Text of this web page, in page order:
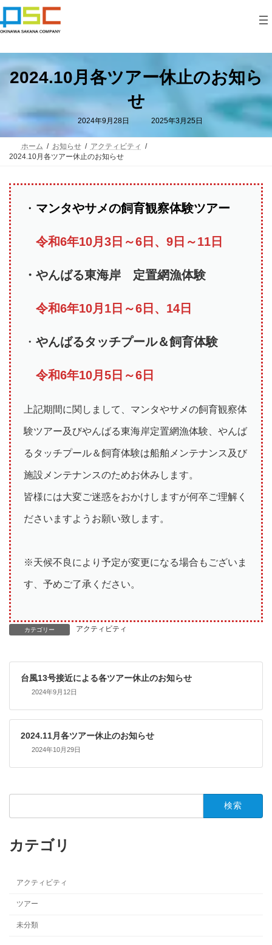
テ
へ
ス
ゲ
ョ
ン 2024.10月各ツアー休止のお知ら
せ
2024年9月28日
最
2025年3月25日
ホーム お知らせ
アクティビティ
2024.10月各ツアー休止のお知らせ
・ マンタやサメの飼育観察体験ツアー
令和6年10月3日～6日、9日～11日
・やんばる東海岸 定置網漁体験
令和6年10月1日～6日、14日
・ やんばるタッチプール＆飼育体験
令和6年10月5日～6日
上記期間に関しまして、マンタやサメの飼育観察体
験ツアー及びやんばる東海岸定置網漁体験、やんば
るタッチプール＆飼育体験は船舶メンテナンス及び
施設メンテナンスのためお休みします。
皆様には大変ご迷惑をおかけしますが何卒ご理解く
ださいますようお願い致します。
※天候不良により予定が変更になる場合もございま
す、予めご了承ください。
カテゴリー アクティビティ
台風13号接近による各ツアー休止のお知らせ
2024年9月12日
2024.11月各ツアー休止のお知らせ
2024年10月29日
検
カテゴリ
アクティビティ
ツアー
未分類